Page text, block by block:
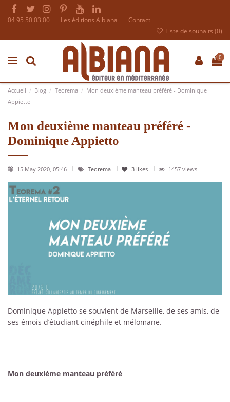
04 95 50 03 00 Les éditions Albiana
Contact
Liste de souhaits (0)
0
Accueil Blog Teorema
Mon deuxième manteau préféré - Dominique
Appietto
Mon deuxième manteau préféré -
Dominique Appietto
15 May 2020, 05:46 Teorema 3 likes 1457 views
Dominique Appietto se souvient de Marseille, de ses amis, de
ses émois d’étudiant cinéphile et mélomane.
Mon deuxième manteau préféré